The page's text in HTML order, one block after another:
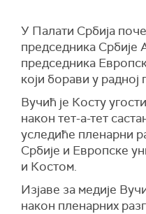
У Палати Србија
председника Србије
председника
који борави у радној
Вучић је Косту
након тет-а-тет
уследиће пленарни
Србије и Европске
и Костом.
Изјаве за медије
након пленарних